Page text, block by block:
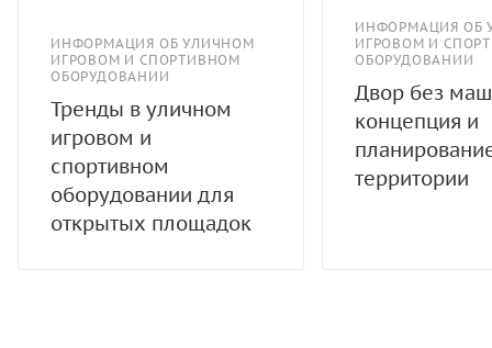
ИНФОРМАЦИЯ ОБ УЛИЧНОМ
ИГРОВОМ И СПОРТИВНОМ
ОБОРУДОВАНИИ
Тренды в уличном
игровом и
спортивном
оборудовании для
открытых площадок
ИНФОРМАЦИЯ ОБ
ИГРОВОМ И
ОБОРУДОВАНИИ
Двор без
концепция и
территории